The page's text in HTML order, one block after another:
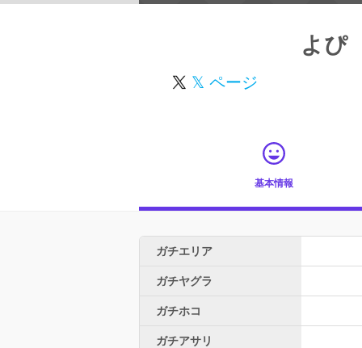
よぴ
𝕏 ページ
基本情報
ガチエリア
ガチヤグラ
ガチホコ
ガチアサリ